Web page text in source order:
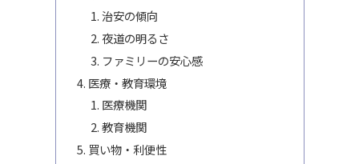
治安の傾向
夜道の明るさ
ファミリーの安心感
医療・教育環境
医療機関
教育機関
買い物・利便性